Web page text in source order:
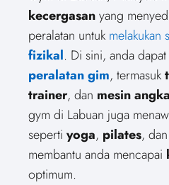
kecergasanyang
peralatan untuk melakukan
fizikal. Di sini, anda
peralatan gim, termasuk
trainer, dan mesin
gym di Labuan juga
seperti yoga, pilates, dan
membantu anda mencapai
optimum.